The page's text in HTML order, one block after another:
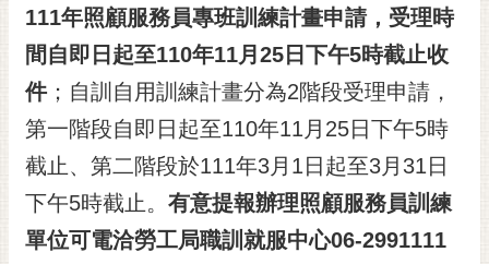
通
置
111年照顧服務員專班訓練計畫申請，受理時
間自即日起至110年11月 25 日下午5時截止收
件；自訓自用訓練計畫分為2階段受理申請，
第一階段自即日起至110年11月25日下午5時
截止、第二階段於111年3月1日起至3月31日
下午5時截止。 有意提報辦理照顧服務員訓練
單位可電洽勞工局職訓就服中心06-2991111